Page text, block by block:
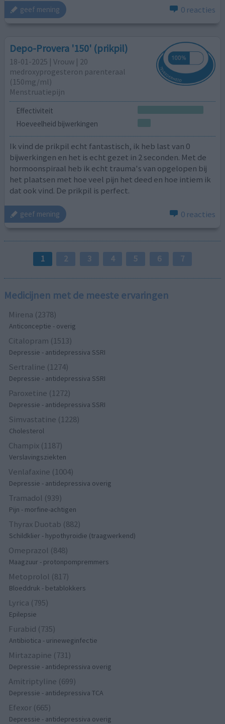
geef mening 0 reacties
Depo-Provera '150' (prikpil)
18-01-2025 | Vrouw | 20
medroxyprogesteron parenteraal
(150mg/ml)
Menstruatiepijn
Effectiviteit
Hoeveelheid bijwerkingen
Ik vind de prikpil echt fantastisch, ik heb last van 0
bijwerkingen en het is echt gezet in 2 seconden. Met de
hormoonspiraal heb ik echt trauma's van opgelopen bij
het plaatsen met hoe veel pijn het deed en hoe intiem ik
dat ook vind. De prikpil is perfect.
geef mening 0 reacties
1 2 3 4 5 6 7
Medicijnen met de meeste ervaringen
Mirena (2378)
Anticonceptie - overig
Citalopram (1513)
Depressie - antidepressiva SSRI
Sertraline (1274)
Depressie - antidepressiva SSRI
Paroxetine (1272)
Depressie - antidepressiva SSRI
Simvastatine (1228)
Cholesterol
Champix (1187)
Verslavingsziekten
Venlafaxine (1004)
Depressie - antidepressiva overig
Tramadol (939)
Pijn - morfine-achtigen
Thyrax Duotab (882)
Schildklier - hypothyroidie (traagwerkend)
Omeprazol (848)
Maagzuur - protonpompremmers
Metoprolol (817)
Bloeddruk - betablokkers
Lyrica (795)
Epilepsie
Furabid (735)
Antibiotica - urineweginfectie
Mirtazapine (731)
Depressie - antidepressiva overig
Amitriptyline (699)
Depressie - antidepressiva TCA
Efexor (665)
Depressie - antidepressiva overig